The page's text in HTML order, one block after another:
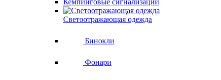
Кемпинговые сигнализации
Светоотражающая одежда
Бинокли
Фонари